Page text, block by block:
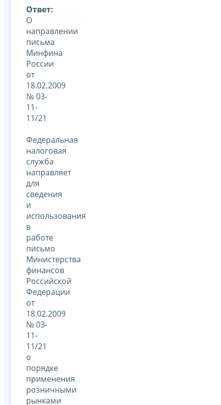
Ответ:
О
направлении
письма
Минфина
России
от
18.02.2009
№ 03-
11-
11/21
Федеральная
налоговая
служба
направляет
для
сведения
и
использования
в
работе
письмо
Министерства
финансов
Российской
Федерации
от
18.02.2009
№ 03-
11-
11/21
о
порядке
применения
розничными
рынками